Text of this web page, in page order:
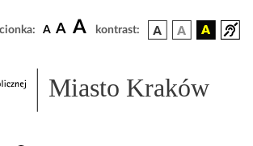
A A A kontrast:
Miasto Kraków